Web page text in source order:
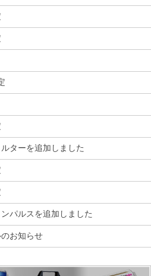
ターを追加しました
パルスを追加しました
お知らせ